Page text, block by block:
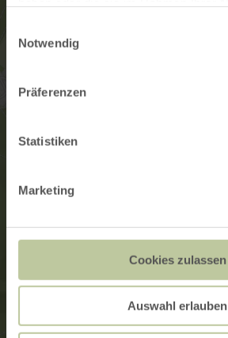
Notwendig
Präferenzen
Statistiken
Marketing
Cookies zulassen
Auswahl erlauben